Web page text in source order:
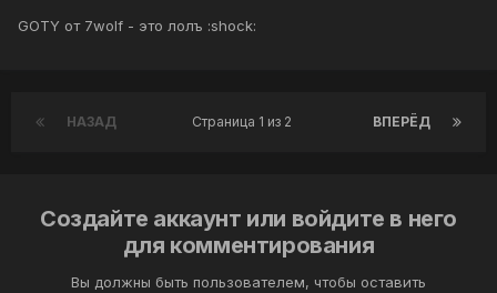
GOTY от 7wolf - это лолъ :shock:
НАЗАД ВПЕРЁД
Страница 1 из 2
Создайте аккаунт или войдите в него
для комментирования
Вы должны быть пользователем, чтобы оставить